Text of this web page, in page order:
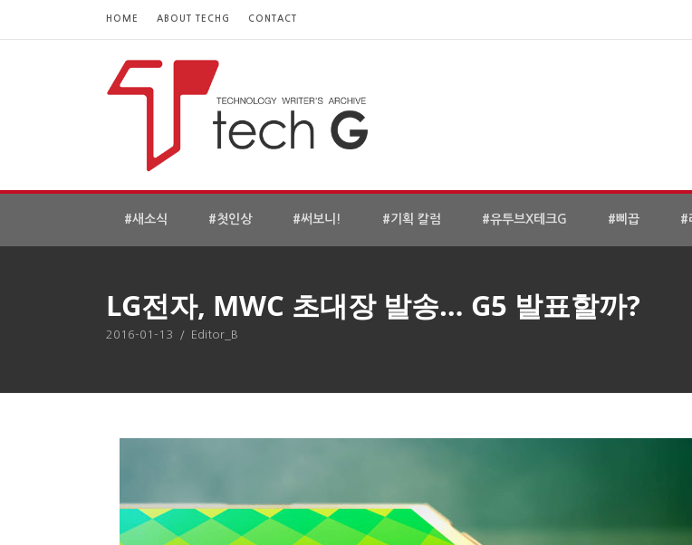
HOME ABOUT TECHG CONTACT
#새소식 #첫인상 #써보니! #기획 칼럼 #유투브X테크G #삐끕 #
LG전자, MWC 초대장 발송… G5 발표할까?
2016-01-13 / Editor_B